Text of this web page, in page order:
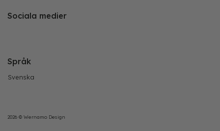
Sociala medier
Språk
Svenska
2026 © Wernamo Design